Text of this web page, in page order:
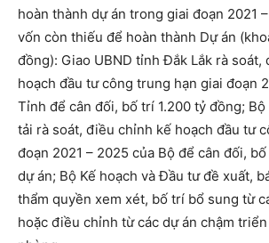
hoàn thành dự án trong giai đoạn 2021
vốn còn thiếu để hoàn thành Dự án
đồng): Giao UBND tỉnh Đắk Lắk rà soát,
hoạch đầu tư công trung hạn giai đoạn
Tỉnh để cân đối, bố trí 1.200 tỷ đồng;
tải rà soát, điều chỉnh kế hoạch đầu tư
đoạn 2021 – 2025 của Bộ để cân đối,
dự án; Bộ Kế hoạch và Đầu tư đề xuất,
thẩm quyền xem xét, bố trí bổ sung từ
hoặc điều chỉnh từ các dự án chậm